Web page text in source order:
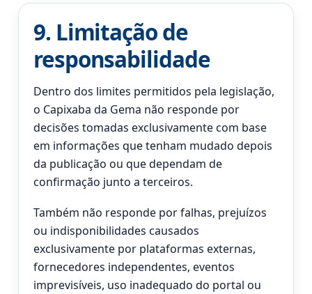
9. Limitação de
responsabilidade
Dentro dos limites permitidos pela legislação,
o Capixaba da Gema não responde por
decisões tomadas exclusivamente com base
em informações que tenham mudado depois
da publicação ou que dependam de
confirmação junto a terceiros.
Também não responde por falhas, prejuízos
ou indisponibilidades causados
exclusivamente por plataformas externas,
fornecedores independentes, eventos
imprevisíveis, uso inadequado do portal ou